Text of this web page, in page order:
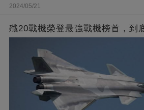
2024/05/21
殲20戰機榮登最強戰機榜首，到